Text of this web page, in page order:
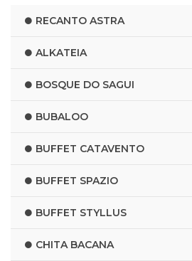
RECANTO ASTRA
ALKATEIA
BOSQUE DO SAGUI
BUBALOO
BUFFET CATAVENTO
BUFFET SPAZIO
BUFFET STYLLUS
CHITA BACANA